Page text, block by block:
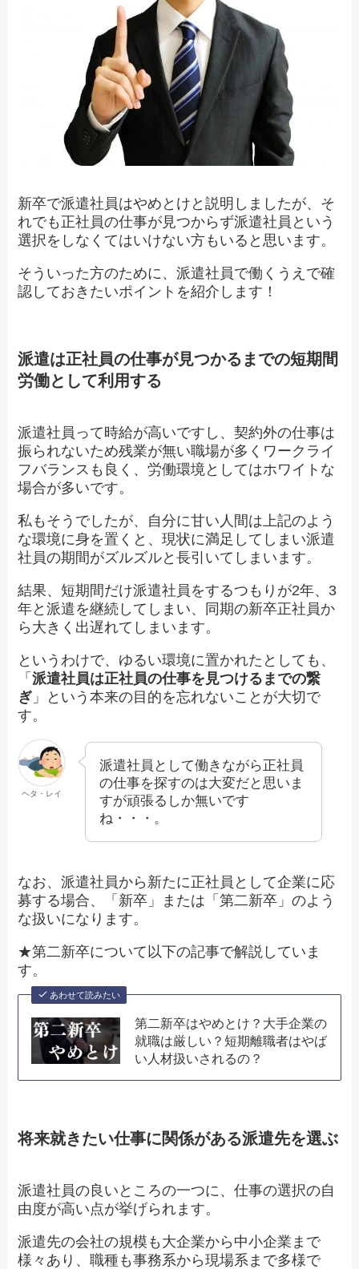
新卒で派遣社員はやめとけと説明しましたが、そ
れでも正社員の仕事が見つからず派遣社員という
選択をしなくてはいけない方もいると思います。
そういった方のために、派遣社員で働くうえで確
認しておきたいポイントを紹介します！
派遣は正社員の仕事が見つかるまでの短期間
労働として利用する
派遣社員って時給が高いですし、契約外の仕事は
振られないため残業が無い職場が多くワークライ
フバランスも良く、労働環境としてはホワイトな
場合が多いです。
私もそうでしたが、自分に甘い人間は上記のよう
な環境に身を置くと、現状に満足してしまい派遣
社員の期間がズルズルと長引いてしまいます。
結果、短期間だけ派遣社員をするつもりが2年、3
年と派遣を継続してしまい、同期の新卒正社員か
ら大きく出遅れてしまいます。
というわけで、ゆるい環境に置かれたとしても、
「派遣社員は正社員の仕事を見つけるまでの繋
ぎ 」という本来の目的を忘れないことが大切で
す。
ヘタ・レイ
派遣社員として働きながら正社員
の仕事を探すのは大変だと思いま
すが頑張るしか無いです
ね・・・。
なお、派遣社員から新たに正社員として企業に応
募する場合、「新卒」または「第二新卒」のよう
な扱いになります。
★第二新卒について以下の記事で解説していま
す。
あわせて読みたい
第二新卒はやめとけ？大手企業の
就職は厳しい？短期離職者はやば
い人材扱いされるの？
将来就きたい仕事に関係がある派遣先を選ぶ
派遣社員の良いところの一つに、仕事の選択の自
由度が高い点が挙げられます。
派遣先の会社の規模も大企業から中小企業まで
様々あり、職種も事務系から現場系まで多様で